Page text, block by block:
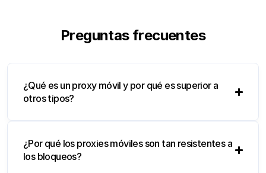
Preguntas frecuentes
¿Qué es un proxy móvil y por qué es superior a
otros tipos?
¿Por qué los proxies móviles son tan resistentes a
los bloqueos?